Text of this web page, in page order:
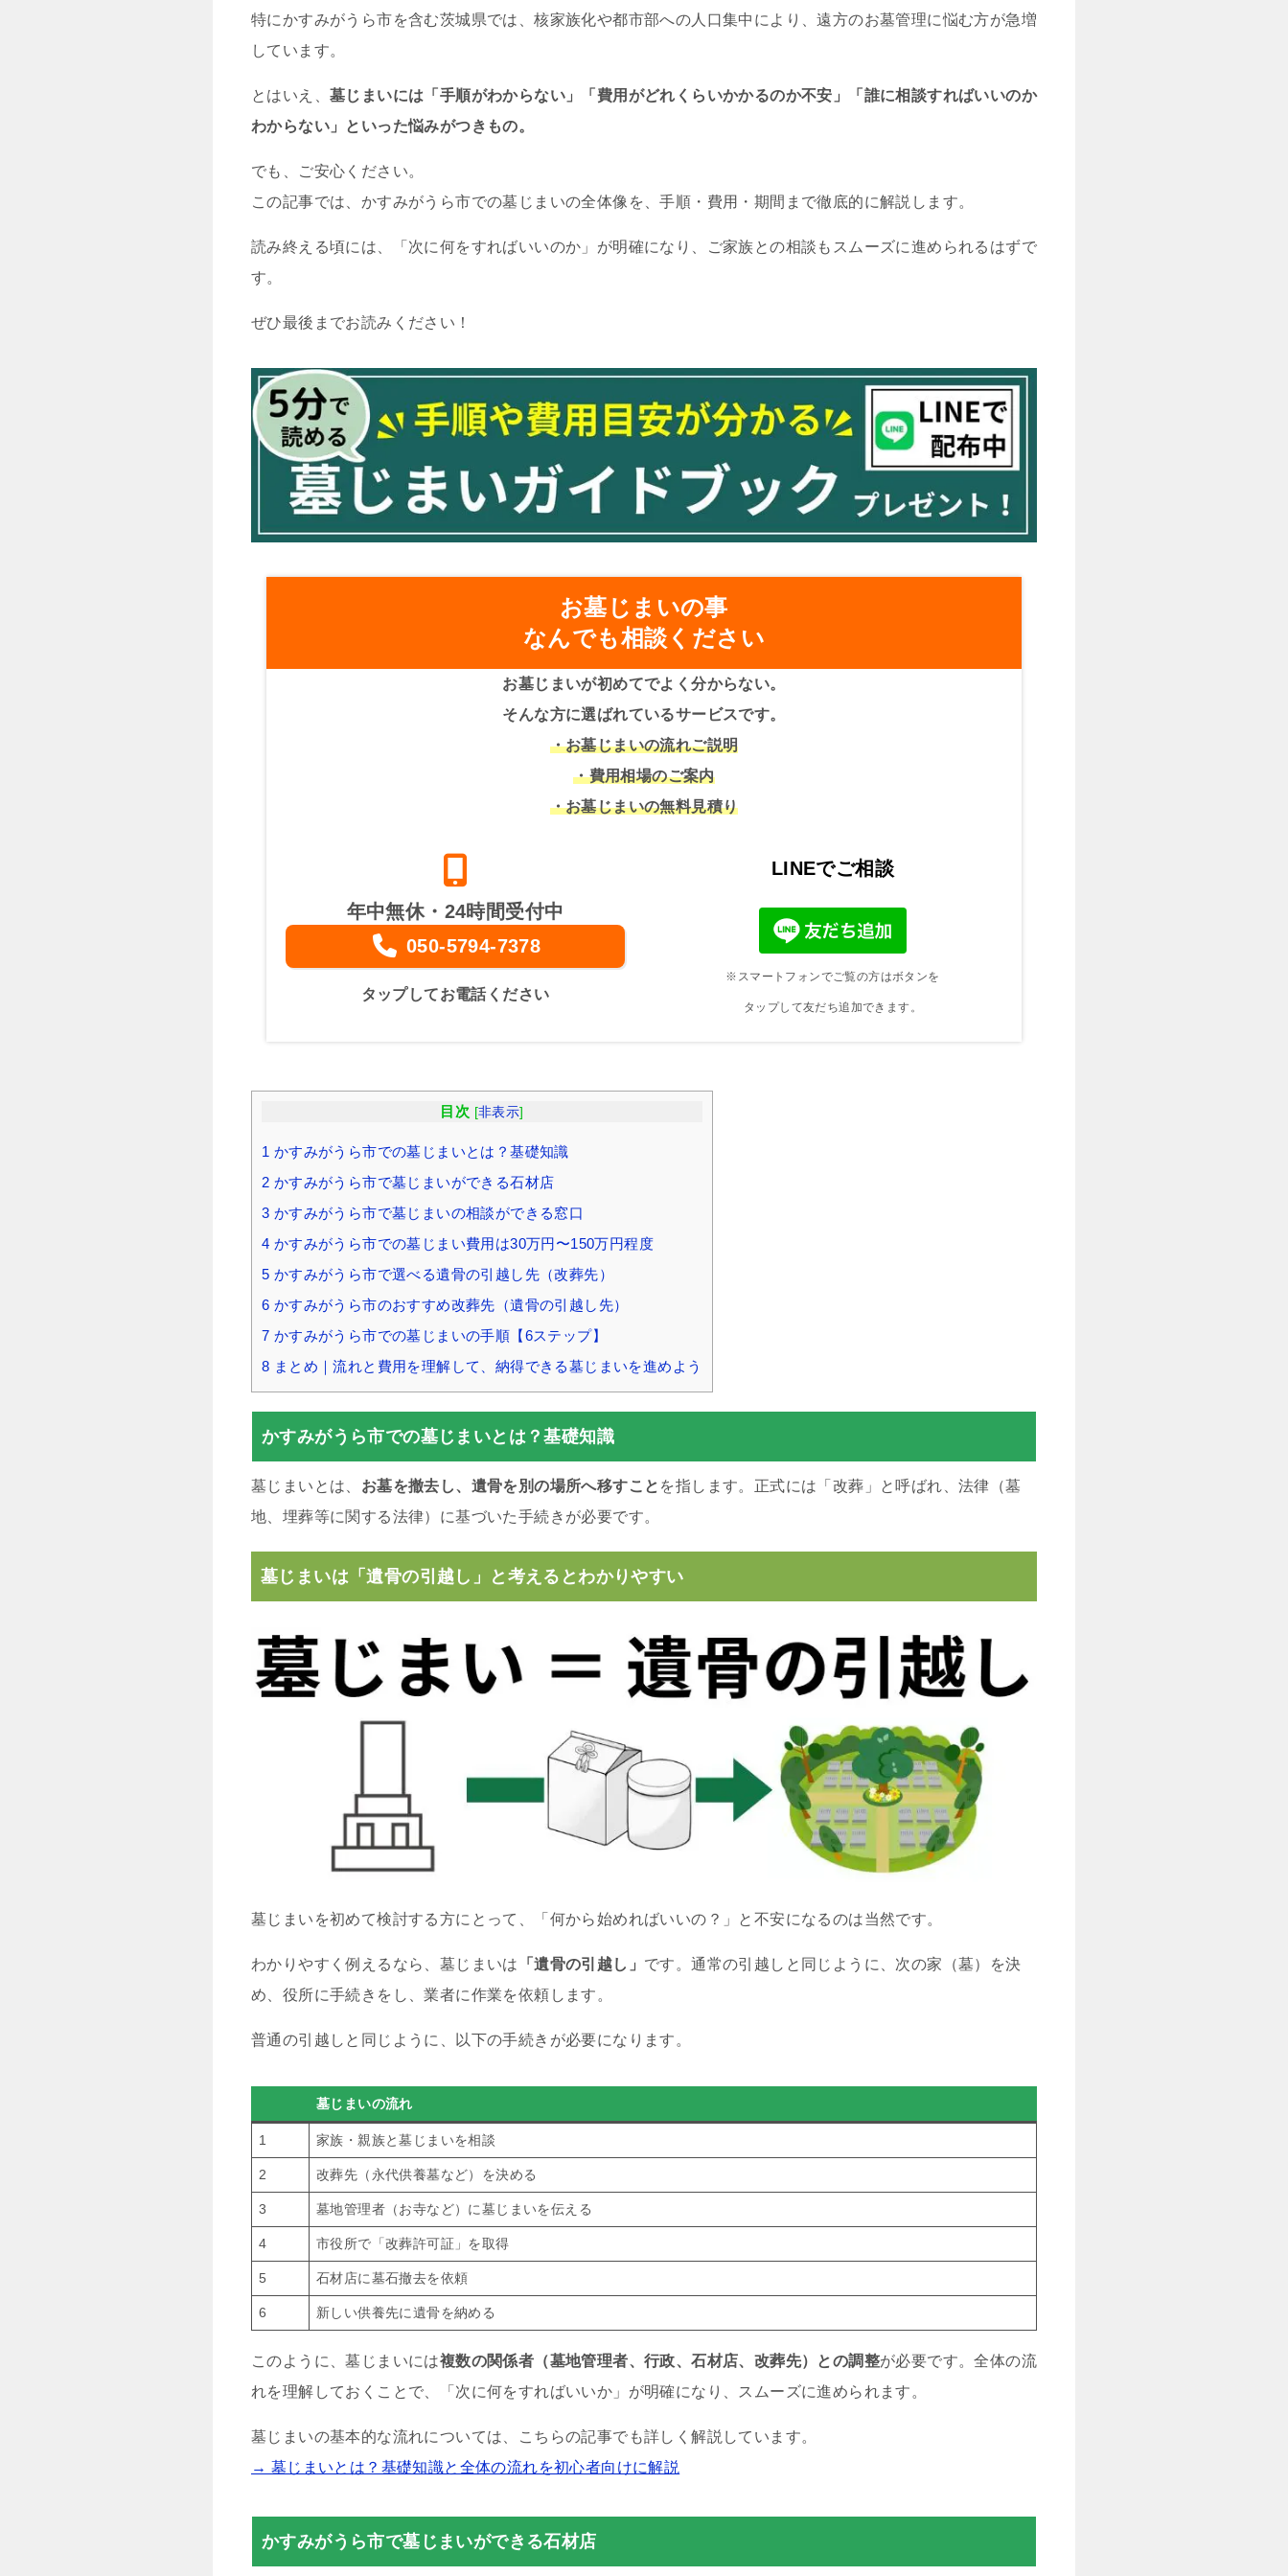
特にかすみがうら市を含む茨城県では、核家族化や都市部への人口集中により、遠方のお墓管理に悩む方が急増
しています。
とはいえ、 墓じまいには「手順がわからない」「費用がどれくらいかかるのか不安」「誰に相談すればいいのか
わからない」といった悩みがつきもの。
でも、ご安心ください。
この記事では、かすみがうら市での墓じまいの全体像を、手順・費用・期間まで徹底的に解説します。
読み終える頃には、「次に何をすればいいのか」が明確になり、ご家族との相談もスムーズに進められるはずで
す。
ぜひ最後までお読みください！
お墓じまいの事
なんでも相談ください
お墓じまいが初めてでよく分からない。
そんな方に選ばれているサービスです。
・お墓じまいの流れご説明
・費用相場のご案内
・お墓じまいの無料見積り
年中無休・24時間受付中
050-5794-7378
タップしてお電話ください
LINEでご相談
※スマートフォンでご覧の方はボタンを
タップして友だち追加できます。
目次 [非表示]
1 かすみがうら市での墓じまいとは？基礎知識
2 かすみがうら市で墓じまいができる石材店
3 かすみがうら市で墓じまいの相談ができる窓口
4 かすみがうら市での墓じまい費用は30万円〜150万円程度
5 かすみがうら市で選べる遺骨の引越し先（改葬先）
6 かすみがうら市のおすすめ改葬先（遺骨の引越し先）
7 かすみがうら市での墓じまいの手順【6ステップ】
8 まとめ｜流れと費用を理解して、納得できる墓じまいを進めよう
かすみがうら市での墓じまいとは？基礎知識
墓じまいとは、 お墓を撤去し、遺骨を別の場所へ移すこと を指します。正式には「改葬」と呼ばれ、法律（墓
地、埋葬等に関する法律）に基づいた手続きが必要です。
墓じまいは「遺骨の引越し」と考えるとわかりやすい
墓じまいを初めて検討する方にとって、「何から始めればいいの？」と不安になるのは当然です。
わかりやすく例えるなら、墓じまいは 「遺骨の引越し」 です。通常の引越しと同じように、次の家（墓）を決
め、役所に手続きをし、業者に作業を依頼します。
普通の引越しと同じように、以下の手続きが必要になります。
墓じまいの流れ
1 家族・親族と墓じまいを相談
2 改葬先（永代供養墓など）を決める
3 墓地管理者（お寺など）に墓じまいを伝える
4 市役所で「改葬許可証」を取得
5 石材店に墓石撤去を依頼
6 新しい供養先に遺骨を納める
このように、墓じまいには複数の関係者（墓地管理者、行政、石材店、改葬先）との調整が必要です。全体の流
れを理解しておくことで、「次に何をすればいいか」が明確になり、スムーズに進められます。
墓じまいの基本的な流れについては、こちらの記事でも詳しく解説しています。
→ 墓じまいとは？基礎知識と全体の流れを初心者向けに解説
かすみがうら市で墓じまいができる石材店